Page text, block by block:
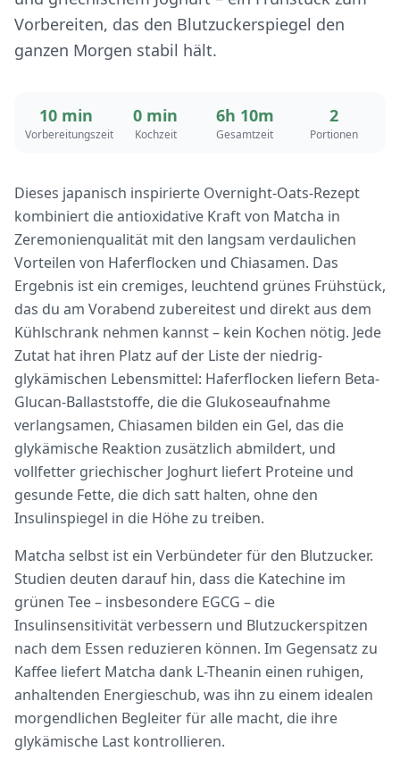
Vorbereiten, das den Blutzuckerspiegel den
ganzen Morgen stabil hält.
10 min
Vorbereitungszeit
0 min
Kochzeit
6h 10m
Gesamtzeit
2
Portionen
Dieses japanisch inspirierte Overnight-Oats-Rezept
kombiniert die antioxidative Kraft von Matcha in
Zeremonienqualität mit den langsam verdaulichen
Vorteilen von Haferflocken und Chiasamen. Das
Ergebnis ist ein cremiges, leuchtend grünes Frühstück,
das du am Vorabend zubereitest und direkt aus dem
Kühlschrank nehmen kannst – kein Kochen nötig. Jede
Zutat hat ihren Platz auf der Liste der niedrig-
glykämischen Lebensmittel: Haferflocken liefern Beta-
Glucan-Ballaststoffe, die die Glukoseaufnahme
verlangsamen, Chiasamen bilden ein Gel, das die
glykämische Reaktion zusätzlich abmildert, und
vollfetter griechischer Joghurt liefert Proteine und
gesunde Fette, die dich satt halten, ohne den
Insulinspiegel in die Höhe zu treiben.
Matcha selbst ist ein Verbündeter für den Blutzucker.
Studien deuten darauf hin, dass die Katechine im
grünen Tee – insbesondere EGCG – die
Insulinsensitivität verbessern und Blutzuckerspitzen
nach dem Essen reduzieren können. Im Gegensatz zu
Kaffee liefert Matcha dank L-Theanin einen ruhigen,
anhaltenden Energieschub, was ihn zu einem idealen
morgendlichen Begleiter für alle macht, die ihre
glykämische Last kontrollieren.